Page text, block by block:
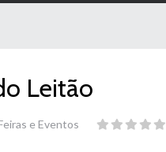
Leitão
e Eventos